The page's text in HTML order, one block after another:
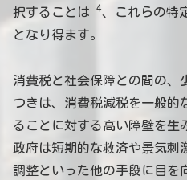
択することは 4、これらの特
となり得ます。
消費税と社会保障との間の、
つきは、消費税減税を一般的
ることに対する高い障壁を生
政府は短期的な救済や景気刺
調整といった他の手段に目を